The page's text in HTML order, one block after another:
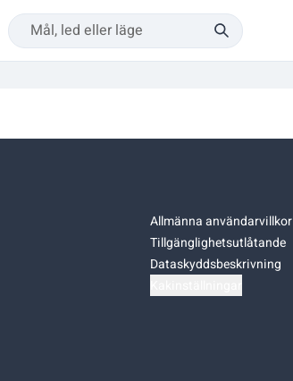
Allmänna användarvillkor
Tillgänglighetsutlåtande
Dataskyddsbeskrivning